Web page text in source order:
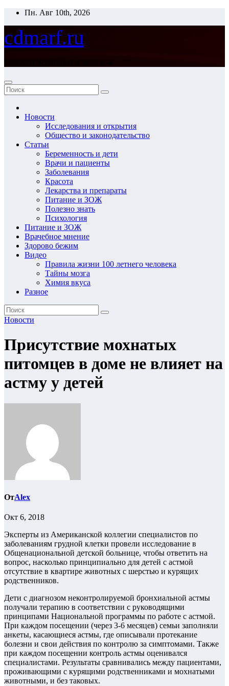
Перейти
содержимому
Пн. Авг 10th, 2026
cdmarf.ru
Новости
Исследования и открытия
Общество и законодательство
Статьи
Беременность и дети
Врачи и пациенты
Заболевания
Красота
Лекарства и препараты
Питание и ЗОЖ
Полезно знать
Психология
Питание и ЗОЖ
Врачебное мнение
Здорово бежим
Видео
Правила жизни 100 летнего человека
Тайны мозга
Химия вкуса
Разное
Новости
Присутствие мохнатых
питомцев в доме не влияет на
астму у детей
ОтAlex
Окт 6, 2018
Эксперты из Американской коллегии специалистов по
заболеваниям грудной клетки провели исследование в
Общенациональной детской больнице, чтобы ответить на
вопрос, насколько принципиально для детей с астмой
отсутствие в квартире животных с шерстью и курящих
родственников.
Дети с диагнозом неконтролируемой бронхиальной астмы
получали терапию в соответствии с руководящими
принципами Национальной программы по работе с астмой.
При каждом посещении (через 3-6 месяцев) семьи заполняли
анкеты, касающиеся астмы, где описывали протекание
болезни и свои действия по контролю за симптомами. Также
при каждом посещении контроль астмы оценивался
специалистами. Результаты сравнивались между пациентами,
проживающими с курящими родственниками и мохнатыми
животными, и без таковых.